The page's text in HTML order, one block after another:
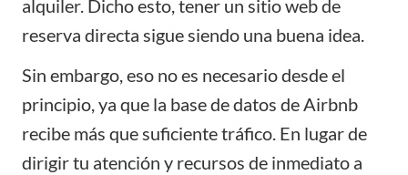
alquiler. Dicho esto, tener un sitio web de
reserva directa sigue siendo una buena idea.
Sin embargo, eso no es necesario desde el
principio, ya que la base de datos de Airbnb
recibe más que suficiente tráfico. En lugar de
dirigir tu atención y recursos de inmediato a